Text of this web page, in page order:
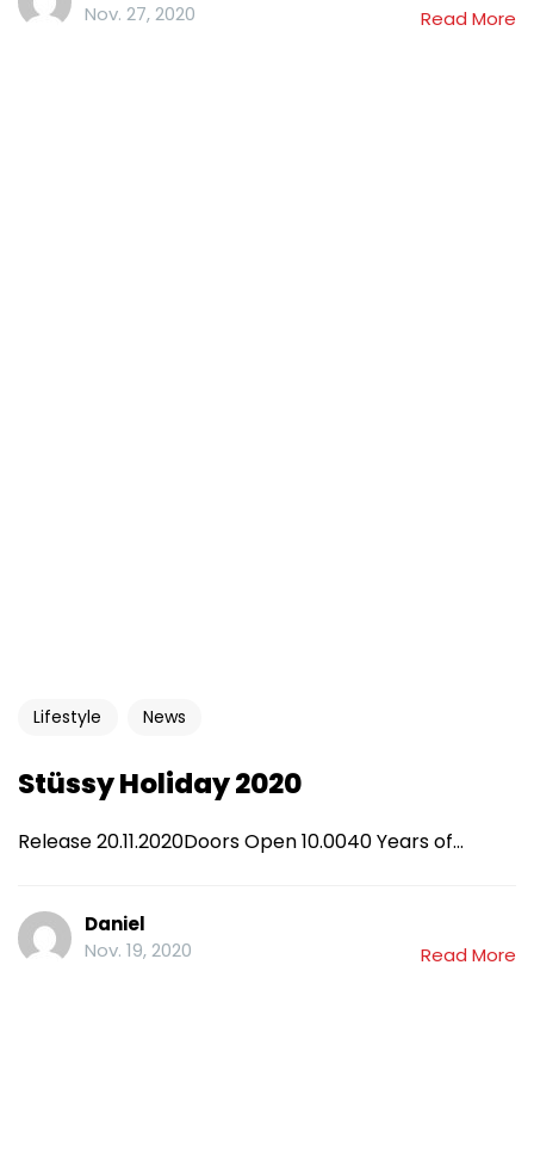
Nov. 27, 2020
Read More
Lifestyle News
Stüssy Holiday 2020
Release 20.11.2020Doors Open 10.0040 Years of...
Daniel
Nov. 19, 2020
Read More